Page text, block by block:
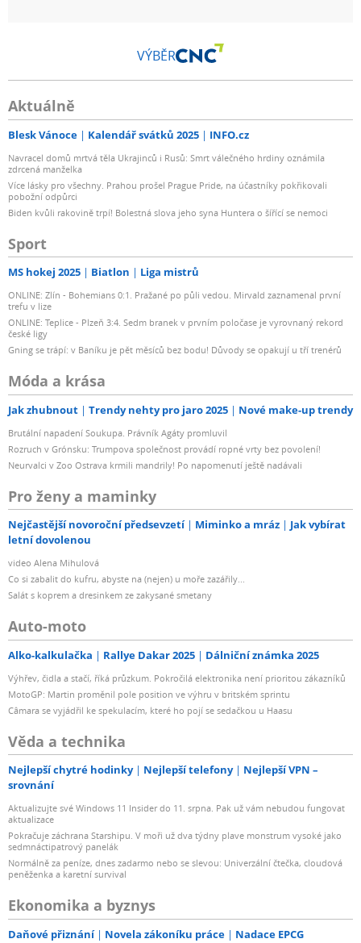
VÝBĚR
Aktuálně
Blesk Vánoce Kalendář svátků 2025 INFO.cz
Navracel domů mrtvá těla Ukrajinců i Rusů: Smrt válečného hrdiny oznámila
zdrcená manželka
Více lásky pro všechny. Prahou prošel Prague Pride, na účastníky pokřikovali
pobožní odpůrci
Biden kvůli rakovině trpí! Bolestná slova jeho syna Huntera o šířící se nemoci
Sport
MS hokej 2025 Biatlon Liga mistrů
ONLINE: Zlín - Bohemians 0:1. Pražané po půli vedou. Mirvald zaznamenal první
trefu v lize
ONLINE: Teplice - Plzeň 3:4. Sedm branek v prvním poločase je vyrovnaný rekord
české ligy
Gning se trápí: v Baníku je pět měsíců bez bodu! Důvody se opakují u tří trenérů
Móda a krása
Jak zhubnout Trendy nehty pro jaro 2025 Nové make-up trendy
Brutální napadení Soukupa. Právník Agáty promluvil
Rozruch v Grónsku: Trumpova společnost provádí ropné vrty bez povolení!
Neurvalci v Zoo Ostrava krmili mandrily! Po napomenutí ještě nadávali
Pro ženy a maminky
Nejčastější novoroční předsevzetí Miminko a mráz
Jak vybírat
letní dovolenou
video Alena Mihulová
Co si zabalit do kufru, abyste na (nejen) u moře zazářily...
Salát s koprem a dresinkem ze zakysané smetany
Auto-moto
Alko-kalkulačka Rallye Dakar 2025 Dálniční známka 2025
Výhřev, čidla a stačí, říká průzkum. Pokročilá elektronika není prioritou zákazníků
MotoGP: Martin proměnil pole position ve výhru v britském sprintu
Câmara se vyjádřil ke spekulacím, které ho pojí se sedačkou u Haasu
Věda a technika
Nejlepší chytré hodinky Nejlepší telefony
Nejlepší VPN –
srovnání
Aktualizujte své Windows 11 Insider do 11. srpna. Pak už vám nebudou fungovat
aktualizace
Pokračuje záchrana Starshipu. V moři už dva týdny plave monstrum vysoké jako
sedmnáctipatrový panelák
Normálně za peníze, dnes zadarmo nebo se slevou: Univerzální čtečka, cloudová
peněženka a karetní survival
Ekonomika a byznys
Daňové přiznání Novela zákoníku práce Nadace EPCG